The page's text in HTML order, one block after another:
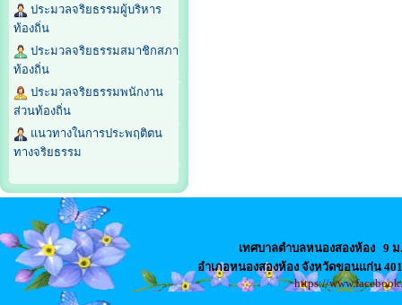
ประมวลจริยธรรมผู้บริหาร
ท้องถิ่น
ประมวลจริยธรรมสมาชิกสภา
ท้องถิ่น
ประมวลจริยธรรมพนักงาน
ส่วนท้องถิ่น
แนวทางในการประพฤติตน
ทางจริยธรรม
เทศบาลตำบลหนองสองห้อง 9
อำเภอหนองสองห้อง จังหวัดขอนแก่น
https://